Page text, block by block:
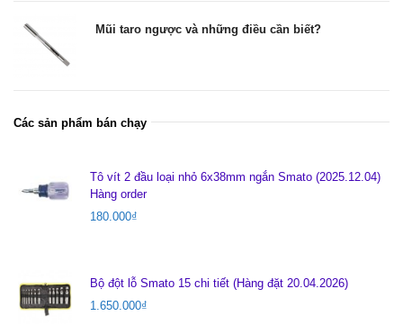
Mũi taro ngược và những điều cần biết?
Các sản phẩm bán chạy
Tô vít 2 đầu loại nhỏ 6x38mm ngắn Smato (2025.12.04)
Hàng order
180.000₫
Bộ đột lỗ Smato 15 chi tiết (Hàng đặt 20.04.2026)
1.650.000₫